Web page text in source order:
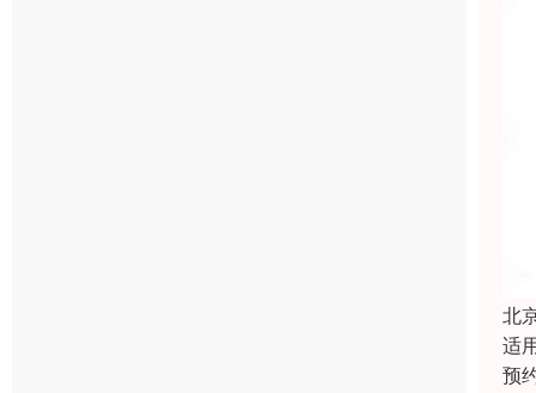
北
适
预